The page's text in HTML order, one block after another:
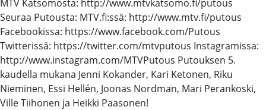
MTV Katsomosta: http://www.mtvkatsomo.fi/putous
Seuraa Putousta: MTV.fi:ssä: http://www.mtv.fi/putous
Facebookissa: https://www.facebook.com/Putous
Twitterissä: https://twitter.com/mtvputous Instagramissa:
http://www.instagram.com/MTVPutous Putouksen 5.
kaudella mukana Jenni Kokander, Kari Ketonen, Riku
Nieminen, Essi Hellén, Joonas Nordman, Mari Perankoski,
Ville Tiihonen ja Heikki Paasonen!